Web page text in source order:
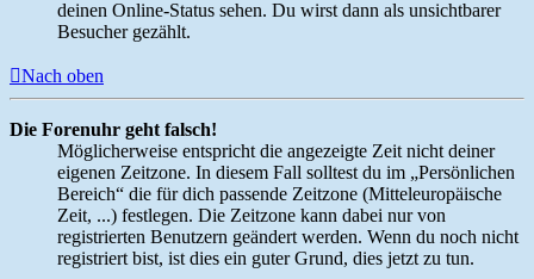
deinen Online-Status sehen. Du wirst dann als unsichtbarer
Besucher gezählt.
Nach oben
Die Forenuhr geht falsch!
Möglicherweise entspricht die angezeigte Zeit nicht deiner
eigenen Zeitzone. In diesem Fall solltest du im „Persönlichen
Bereich“ die für dich passende Zeitzone (Mitteleuropäische
Zeit, ...) festlegen. Die Zeitzone kann dabei nur von
registrierten Benutzern geändert werden. Wenn du noch nicht
registriert bist, ist dies ein guter Grund, dies jetzt zu tun.